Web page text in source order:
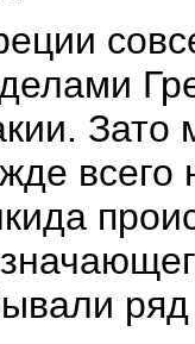
Зато
всего
ряд